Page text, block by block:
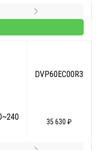
DVP60EC00R3
35 630 ₽